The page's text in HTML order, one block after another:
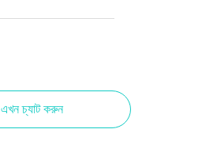
এখন চ্যাট করুন